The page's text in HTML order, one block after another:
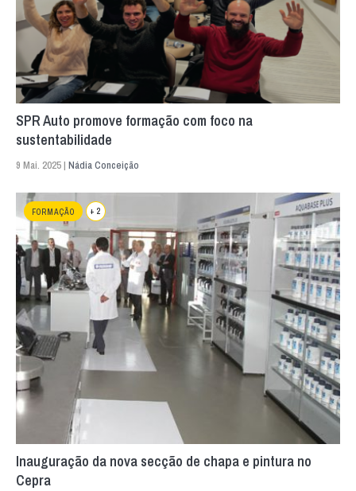
SPR Auto promove formação com foco na
sustentabilidade
9 Mai. 2025 | Nádia Conceição
FORMAÇÃO + 2
Inauguração da nova secção de chapa e pintura no
Cepra